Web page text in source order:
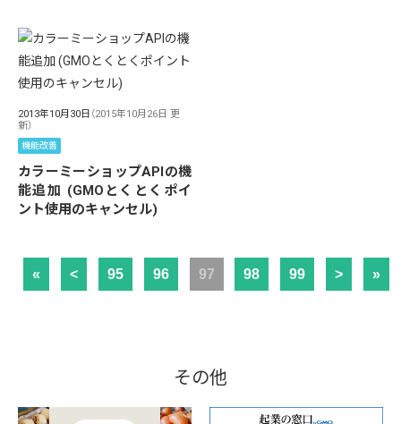
2013年10月30日 （2015年10月26日 更
新）
機能改善
カラーミーショップAPIの機
能追加 (GMOとくとくポイ
ント使用のキャンセル)
« < 95 96 97 98 99 > »
その他